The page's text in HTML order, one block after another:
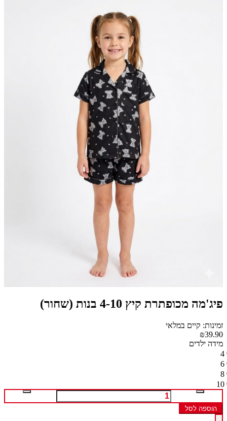
פיג'מה מכופתרת קיץ 4-10 בנות (שחור)
זמינות: קיים במלאי
₪39.90
מידה ילדים
4
6
8
10
הוספה לסל